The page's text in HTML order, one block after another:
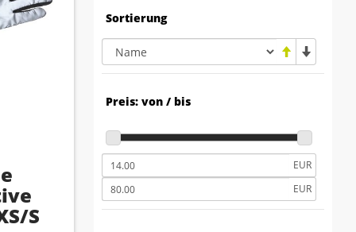
S
Sortierung
Preis: von / bis
EUR
EUR